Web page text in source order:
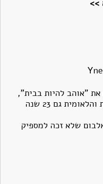
>>
את "אוהב להיות בבית",
שנשאר אקטואלי ברמה האישית והלאומית גם 23 שנה
שלא זכה למספיק